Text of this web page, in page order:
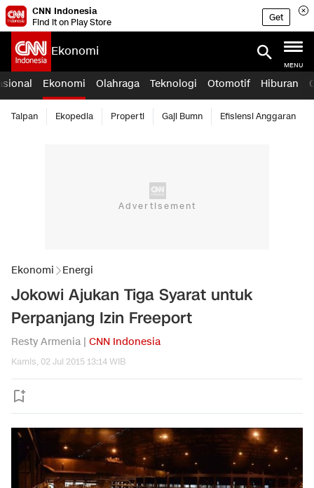
CNN Indonesia
Find it on Play Store
Get
Ekonomi
MENU
Ekonomi Olahraga Teknologi Otomotif Hiburan
Taipan Ekopedia Properti Gaji Bumn Efisiensi Anggaran
Ekonomi Energi
Jokowi Ajukan Tiga Syarat untuk
Perpanjang Izin Freeport
Resty Armenia | CNN Indonesia
Kamis, 02 Jul 2015 13:14 WIB